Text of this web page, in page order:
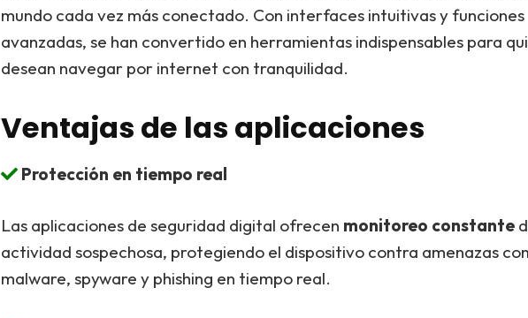
mundo cada vez más conectado. Con interfaces intuitivas y funciones
avanzadas, se han convertido en herramientas indispensables para
desean navegar por internet con tranquilidad.
Ventajas de las aplicaciones
Protección en tiempo real
Las aplicaciones de seguridad digital ofrecen monitoreo constante
actividad sospechosa, protegiendo el dispositivo contra amenazas
malware, spyware y phishing en tiempo real.